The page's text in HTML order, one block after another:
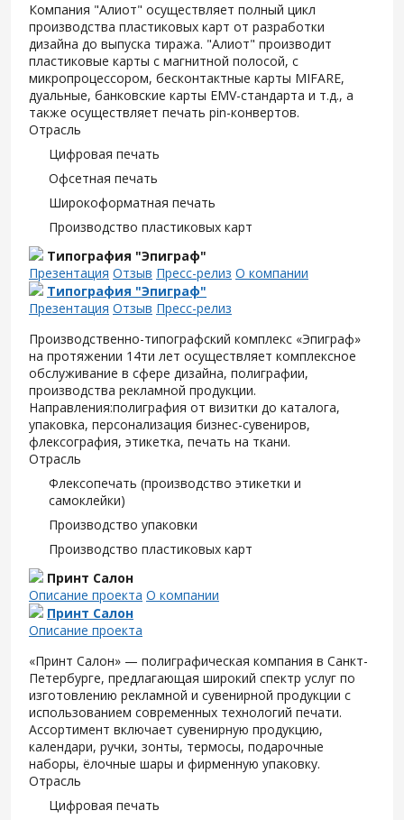
Компания "Алиот" осуществляет полный цикл
производства пластиковых карт от разработки
дизайна до выпуска тиража. "Алиот" производит
пластиковые карты с магнитной полосой, с
микропроцессором, бесконтактные карты MIFARE,
дуальные, банковские карты EMV-стандарта и т.д., а
также осуществляет печать pin-конвертов.
Отрасль
Цифровая печать
Офсетная печать
Широкоформатная печать
Производство пластиковых карт
Типография "Эпиграф"
Презентация Отзыв Пресс-релиз О компании
Типография "Эпиграф"
Презентация Отзыв Пресс-релиз
Производственно-типографский комплекс «Эпиграф»
на протяжении 14ти лет осуществляет комплексное
обслуживание в сфере дизайна, полиграфии,
производства рекламной продукции.
Направления:полиграфия от визитки до каталога,
упаковка, персонализация бизнес-сувениров,
флексография, этикетка, печать на ткани.
Отрасль
Флексопечать (производство этикетки и
самоклейки)
Производство упаковки
Производство пластиковых карт
Принт Салон
Описание проекта О компании
Принт Салон
Описание проекта
«Принт Салон» — полиграфическая компания в Санкт-
Петербурге, предлагающая широкий спектр услуг по
изготовлению рекламной и сувенирной продукции с
использованием современных технологий печати.
Ассортимент включает сувенирную продукцию,
календари, ручки, зонты, термосы, подарочные
наборы, ёлочные шары и фирменную упаковку.
Отрасль
Цифровая печать